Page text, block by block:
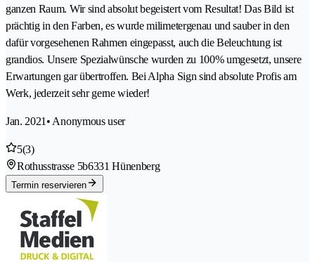
ganzen Raum. Wir sind absolut begeistert vom Resultat! Das Bild ist
prächtig in den Farben, es wurde milimetergenau und sauber in den
dafür vorgesehenen Rahmen eingepasst, auch die Beleuchtung ist
grandios. Unsere Spezialwünsche wurden zu 100% umgesetzt, unsere
Erwartungen gar übertroffen. Bei Alpha Sign sind absolute Profis am
Werk, jederzeit sehr gerne wieder!
Jan. 2021 • Anonymous user
5(3)
Rothusstrasse 5b6331 Hünenberg
Termin reservieren